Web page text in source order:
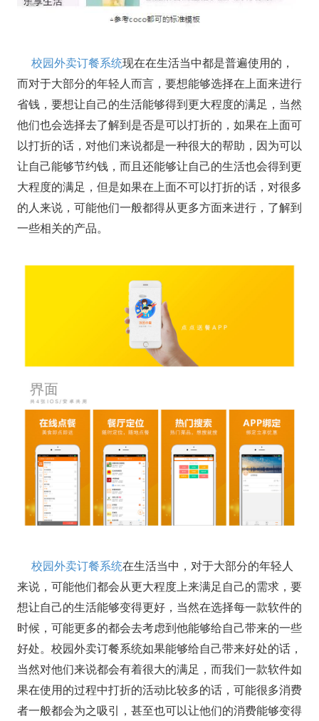
校园外卖订餐系统现在在生活当中都是普遍使用的，
而对于大部分的年轻人而言，要想能够选择在上面来进行
省钱，要想让自己的生活能够得到更大程度的满足，当然
他们也会选择去了解到是否是可以打折的，如果在上面可
以打折的话，对他们来说都是一种很大的帮助，因为可以
让自己能够节约钱，而且还能够让自己的生活也会得到更
大程度的满足，但是如果在上面不可以打折的话，对很多
的人来说，可能他们一般都得从更多方面来进行，了解到
一些相关的产品。
校园外卖订餐系统在生活当中，对于大部分的年轻人
来说，可能他们都会从更大程度上来满足自己的需求，要
想让自己的生活能够变得更好，当然在选择每一款软件的
时候，可能更多的都会去考虑到他能够给自己带来的一些
好处。校园外卖订餐系统如果能够给自己带来好处的话，
当然对他们来说都会有着很大的满足，而我们一款软件如
果在使用的过程中打折的活动比较多的话，可能很多消费
者一般都会为之吸引，甚至也可以让他们的消费能够变得